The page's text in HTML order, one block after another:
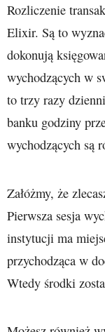
Rozliczenie
Elixir. Są to
dokonują
wychodzących w
to trzy razy
banku godziny
wychodzących są
Załóżmy, że
Pierwsza sesja
instytucji ma
przychodząca w
Wtedy środki